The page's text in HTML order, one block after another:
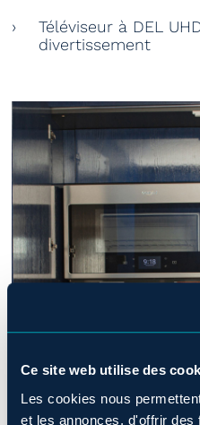
Ce site web utilise des
Les cookies nous
et les annonces, d'offrir des
Téléviseur à DEL
divertissement